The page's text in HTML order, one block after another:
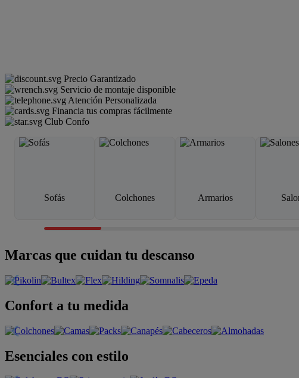
Precio Garantizado
Servicio de montaje disponible
Atención Personalizada
Financia tus compras fácilmente
Club Confo
Sofás Colchones Armarios
Marcas que cuidan tu descanso
Confort a tu medida
Esenciales con estilo